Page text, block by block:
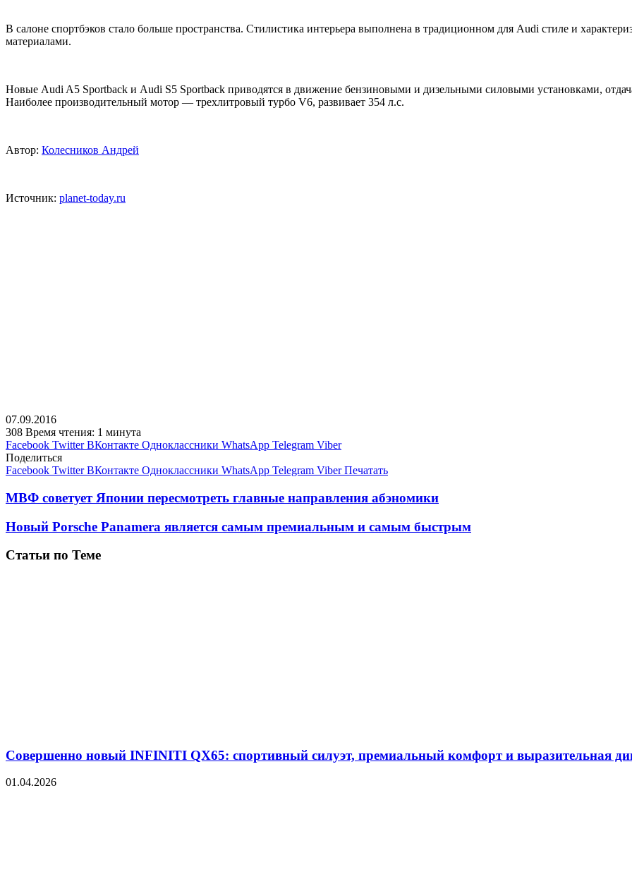
В салоне спортбэков стало больше пространства. Стилистика интерьера выполнена в традиционном для Audi стиле и
материалами.
Новые Audi A5 Sportback и Audi S5 Sportback приводятся в движение бензиновыми и дизельными силовыми установками,
Наиболее производительный мотор — трехлитровый турбо V6, развивает 354 л.с.
Автор: Колесников Андрей
Источник: planet-today.ru
07.09.2016
308 Время чтения: 1 минута
Facebook Twitter ВКонтакте Одноклассники WhatsApp Telegram Viber
Поделиться
Facebook Twitter ВКонтакте Одноклассники WhatsApp Telegram Viber Печатать
МВФ советует Японии пересмотреть главные направления абэномики
Новый Porsche Panamera является самым премиальным и самым быстрым
Статьи по Теме
Совершенно новый INFINITI QX65: спортивный силуэт, премиальный комфорт и выразительная
01.04.2026